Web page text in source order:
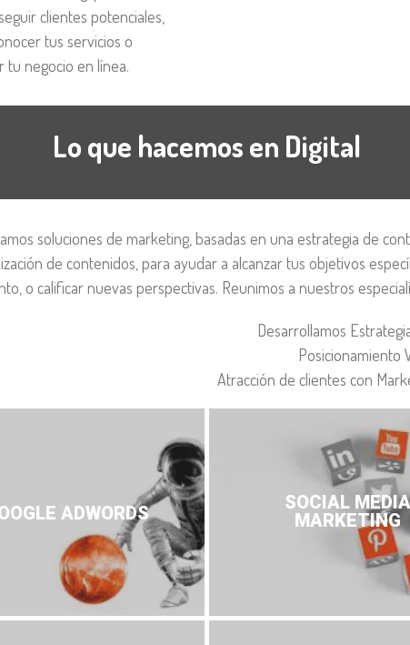
clientes potenciales,
tus servicios o
tu negocio en línea.
Lo que hacemos en Digital
soluciones de marketing, basadas en una estrategia de
de contenidos, para ayudar a alcanzar tus objetivos
o calificar nuevas perspectivas. Reunimos a nuestros
Desarrollamos
Posicionamiento
Atracción de clientes con
ADWORDS
SOCIAL MEDIA
MARKETING